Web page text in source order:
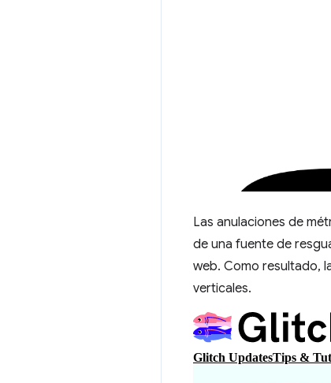
Las anulaciones de
de una fuente de
web. Como resultado,
verticales.